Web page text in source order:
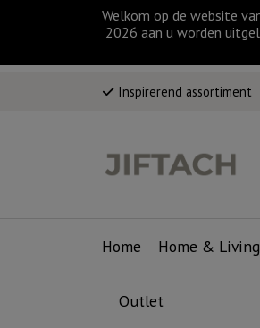
Welkom op de website
2026 aan u worden
Inspirerend assortiment
Home Home & Living
Outlet